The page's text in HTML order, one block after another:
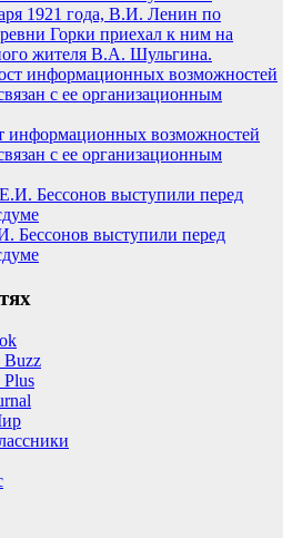
1921 года, В.И. Ленин по
Горки приехал к ним на
жителя В.А. Шульгина.
возможностей
с ее организационным
Бессонов выступили перед